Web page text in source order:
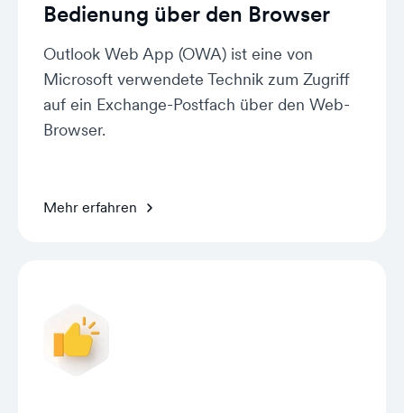
Bedienung über den Browser
Outlook Web App (OWA) ist eine von
Microsoft verwendete Technik zum Zugriff
auf ein Exchange-Postfach über den Web-
Browser.
Mehr erfahren